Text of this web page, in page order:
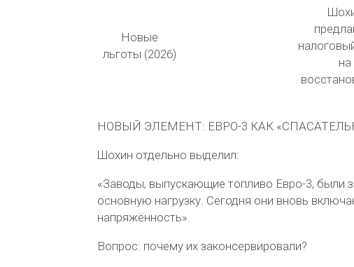
Новые
льготы (2026)
на
НОВЫЙ ЭЛЕМЕНТ: ЕВРО-3 КАК
Шохин отдельно выделил:
«Заводы, выпускающие топливо Евро-3, были
основную нагрузку. Сегодня они вновь
напряжённость».
Вопрос: почему их законсервировали?